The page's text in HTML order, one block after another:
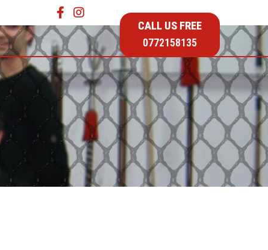
CALL US FREE
0772158135